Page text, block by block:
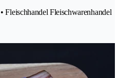
Fleischhandel Fleischwarenhandel